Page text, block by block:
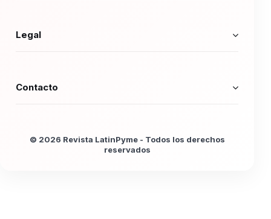
Legal
Contacto
© 2026 Revista LatinPyme - Todos los derechos
reservados